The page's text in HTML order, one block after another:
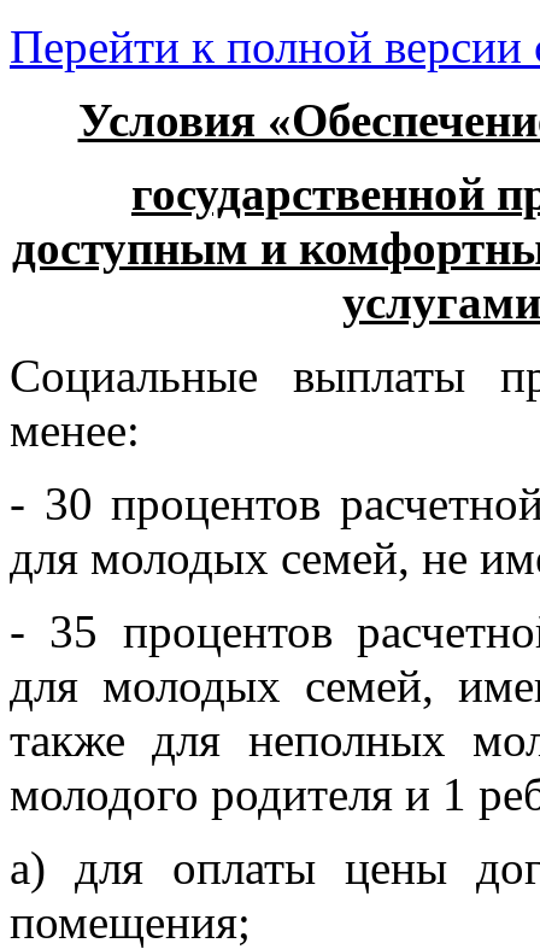
Перейти к полной версии
Условия
государственной
доступным и
Социальные выплаты
менее:
- 30 процентов
для молодых семей, не
- 35 процентов
для молодых семей,
также для неполных
молодого родителя и 1
а) для оплаты цены
помещения;